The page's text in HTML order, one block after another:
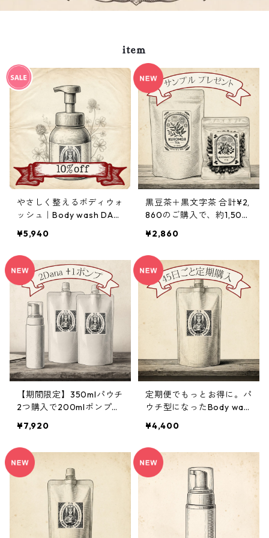
item
やさしく整えるボディウォ
ッシュ｜Body wash DAN
¥5,940
黒豆茶＋黒文字茶 合計¥2,
860のご購入で、約1,500
ト（Crema Hebe・Mary
care oil・Body wash DA
NA）をプレゼント
¥2,860
【期間限定】350mlパウチ
2つ購入で200mlポンプ本
¥7,920
定期便でもっとお得に。パ
ウチ型になったBody was
¥4,400